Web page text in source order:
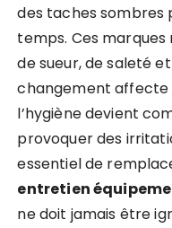
des taches
temps. Ces
de sueur, de saleté
changement affecte
l’hygiène devient
provoquer des
essentiel de
entretien
ne doit jamais être